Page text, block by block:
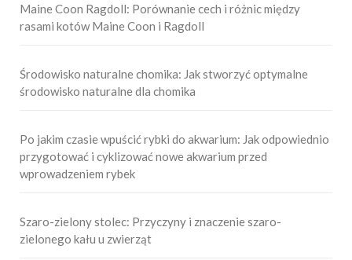
Maine Coon Ragdoll: Porównanie cech i różnic między
rasami kotów Maine Coon i Ragdoll
Środowisko naturalne chomika: Jak stworzyć optymalne
środowisko naturalne dla chomika
Po jakim czasie wpuścić rybki do akwarium: Jak odpowiednio
przygotować i cyklizować nowe akwarium przed
wprowadzeniem rybek
Szaro-zielony stolec: Przyczyny i znaczenie szaro-
zielonego kału u zwierząt